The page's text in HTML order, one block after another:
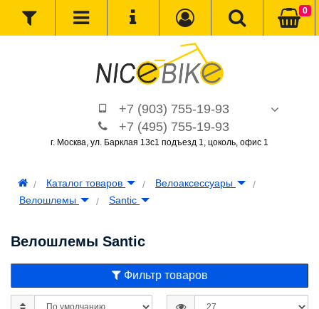
+7 (903) 755-19-93
+7 (495) 755-19-93
г. Москва, ул. Барклая 13с1 подъезд 1, цоколь, офис 1
0
Каталог товаров
Велоаксессуары
Велошлемы
Santic
Велошлемы Santic
Фильтр товаров